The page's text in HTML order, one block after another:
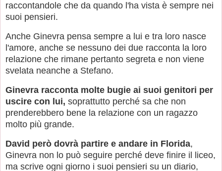
raccontandole che da quando l'ha vista è sempre nei
suoi pensieri.
Anche Ginevra pensa sempre a lui e tra loro nasce
l'amore, anche se nessuno dei due racconta la loro
relazione che rimane pertanto segreta e non viene
svelata neanche a Stefano.
Ginevra racconta molte bugie ai suoi genitori per
uscire con lui, soprattutto perché sa che non
prenderebbero bene la relazione con un ragazzo
molto più grande.
David però dovrà partire e andare in Florida,
Ginevra non lo può seguire perché deve finire il liceo,
ma scrive ogni giorno i suoi pensieri su un diario,